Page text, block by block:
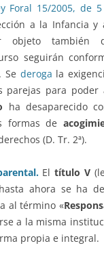
Foral 15/2005, de
a la Infancia y
objeto también
seguirán
Se deroga la
parejas para poder
ha desaparecido
formas de
(D. Tr. 2ª).
Eltítulo V
ahora se ha
al término «
a la misma
propia e integral.